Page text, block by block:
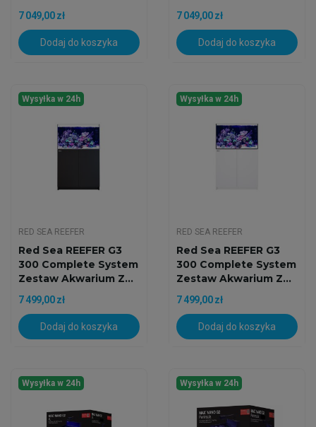
7 049,00 zł
Dodaj do koszyka
7 049,00 zł
Dodaj do koszyka
Wysyłka w 24h
RED SEA REEFER
Red Sea REEFER G3
300 Complete System
Zestaw Akwarium Z...
7 499,00 zł
Dodaj do koszyka
Wysyłka w 24h
RED SEA REEFER
Red Sea REEFER G3
300 Complete System
Zestaw Akwarium Z...
7 499,00 zł
Dodaj do koszyka
Wysyłka w 24h Wysyłka w 24h